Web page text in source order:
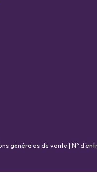
générales de vente | N°